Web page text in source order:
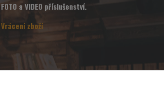
FOTO a VIDEO příslušenství.
Vrácení zboží